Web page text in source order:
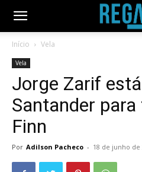
Início Vela
Vela
Jorge Zarif
Santander
Finn
Por Adilson Pacheco - 18 de junho de